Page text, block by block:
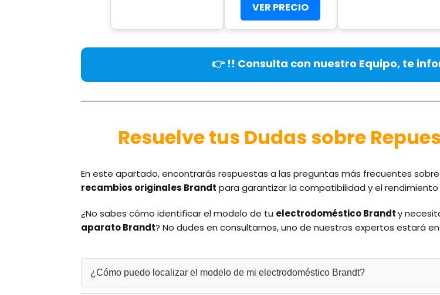
VER PRECIO
👉 !! Consulta con nuestro Equipo, te
Resuelve tus Dudas sobre
En este apartado, encontrarás respuestas a las preguntas más frecuentes
recambios originales Brandt para garantizar la compatibilidad y el
¿No sabes cómo identificar el modelo de tu electrodoméstico Brandty
aparato Brandt? No dudes en consultarnos, uno de nuestros expertos estará
¿Cómo puedo localizar el modelo de mi electrodoméstico Brandt?